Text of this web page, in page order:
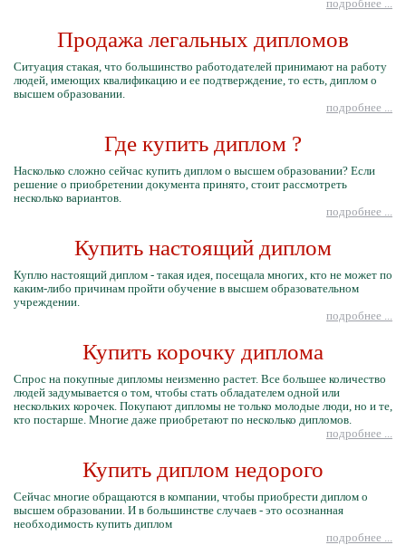
подробнее ...
Продажа легальных дипломов
Ситуация стакая, что большинство работодателей принимают на работу
людей, имеющих квалификацию и ее подтверждение, то есть, диплом о
высшем образовании.
подробнее ...
Где купить диплом ?
Насколько сложно сейчас купить диплом о высшем образовании? Если
решение о приобретении документа принято, стоит рассмотреть
несколько вариантов.
подробнее ...
Купить настоящий диплом
Куплю настоящий диплом - такая идея, посещала многих, кто не может по
каким-либо причинам пройти обучение в высшем образовательном
учреждении.
подробнее ...
Купить корочку диплома
Спрос на покупные дипломы неизменно растет. Все большее количество
людей задумывается о том, чтобы стать обладателем одной или
нескольких корочек. Покупают дипломы не только молодые люди, но и те,
кто постарше. Многие даже приобретают по несколько дипломов.
подробнее ...
Купить диплом недорого
Сейчас многие обращаются в компании, чтобы приобрести диплом о
высшем образовании. И в большинстве случаев - это осознанная
необходимость купить диплом
подробнее ...